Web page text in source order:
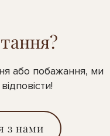
або побажання, ми
з нами